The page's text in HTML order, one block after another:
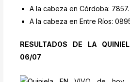
A la cabeza en Córdoba: 7857.
A la cabeza en Entre Ríos:
RESULTADOS DE LA
06/07